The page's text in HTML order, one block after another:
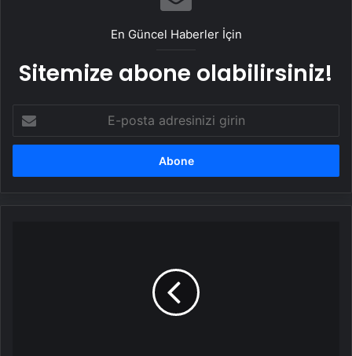
En Güncel Haberler İçin
Sitemize abone olabilirsiniz!
posta
adresinizi